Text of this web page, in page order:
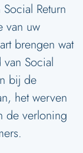
Return
van uw
brengen wat
Social
bij de
het werven
de verloning